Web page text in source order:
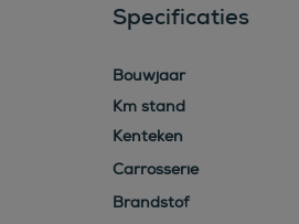
Specificaties
Bouwjaar
Kenteken
Carrosserie
Brandstof